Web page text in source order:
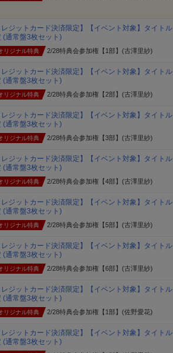
レジットカード決済限定】【イベント対象】タイトル
(通常盤3枚セット)
リジナル特典 2/28特典会参加権【1部】(古澤里紗)
レジットカード決済限定】【イベント対象】タイトル
(通常盤3枚セット)
リジナル特典 2/28特典会参加権【2部】(古澤里紗)
レジットカード決済限定】【イベント対象】タイトル
(通常盤3枚セット)
リジナル特典 2/28特典会参加権【3部】(古澤里紗)
レジットカード決済限定】【イベント対象】タイトル
(通常盤3枚セット)
リジナル特典 2/28特典会参加権【4部】(古澤里紗)
レジットカード決済限定】【イベント対象】タイトル
(通常盤3枚セット)
リジナル特典 2/28特典会参加権【5部】(古澤里紗)
レジットカード決済限定】【イベント対象】タイトル
(通常盤3枚セット)
リジナル特典 2/28特典会参加権【6部】(古澤里紗)
レジットカード決済限定】【イベント対象】タイトル
(通常盤3枚セット)
リジナル特典 2/28特典会参加権【1部】(佐野愛花)
レジットカード決済限定】【イベント対象】タイトル
(通常盤3枚セット)